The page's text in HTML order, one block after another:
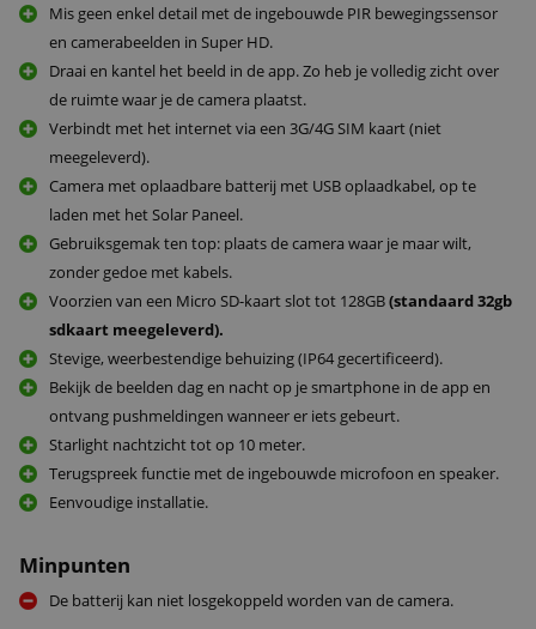
Mis geen enkel detail met de ingebouwde PIR bewegingssensor
en camerabeelden in Super HD.
Draai en kantel het beeld in de app. Zo heb je volledig zicht over
de ruimte waar je de camera plaatst.
Verbindt met het internet via een 3G/4G SIM kaart (niet
meegeleverd).
Camera met oplaadbare batterij met USB oplaadkabel, op te
laden met het Solar Paneel.
Gebruiksgemak ten top: plaats de camera waar je maar wilt,
zonder gedoe met kabels.
Voorzien van een Micro SD-kaart slot tot 128GB(standaard 32gb
sdkaart meegeleverd).
Stevige, weerbestendige behuizing (IP64 gecertificeerd).
Bekijk de beelden dag en nacht op je smartphone in de app en
ontvang pushmeldingen wanneer er iets gebeurt.
Starlight nachtzicht tot op 10 meter.
Terugspreek functie met de ingebouwde microfoon en speaker.
Eenvoudige installatie.
Minpunten
De batterij kan niet losgekoppeld worden van de camera.